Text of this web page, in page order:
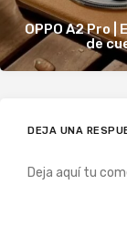
OPPO A2 Pro
de
DEJA UNA